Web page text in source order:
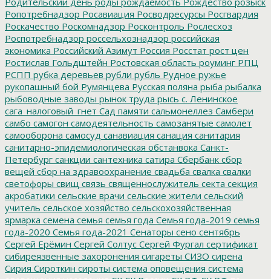
Ропотребнадзор Росавиация Росводресурсы Росгвардия
Роскачество Роскомнадзор Росконтроль Рослесхоз
Роспотребнадзор россельхознадзор российская
экономика Российский Азимут Россия Росстат рост цен
Ростислав Гольдштейн Ростовская область роуминг РПЦ
РСПП рубка деревьев рубли рубль Рудное ружье
рукопашный бой Румянцева Русская поляна рыба рыбалка
рыбоводные заводы рынок труда рысь с. Ленинское
сага_налоговый_гнет Сад памяти сальмонеллез Самбери
самбо самогон самодеятельность самозанятые самолет
самооборона самосуд санавиация санация санитария
санитарно-эпидемиологическая обстанвока Санкт-
Петербург санкции сантехника сатира Сбербанк сбор
вещей сбор на здравоохранение свадьба свалка свалки
светофоры свищ связь священнослужитель секта секция
акробатики сельские врачи сельские жители сельский
учитель сельское хозяйство сельскохозяйственная
ярмарка семена семья семья года Семья года-2019 семья
года-2020 Семья года-2021 Сенаторы сено сентябрь
Сергей Ерёмин Сергей Солтус Сергей Фургал сертификат
сибиреязвенные захоронения сигареты СИЗО сирена
Сирия Сироткин сироты система оповещения система